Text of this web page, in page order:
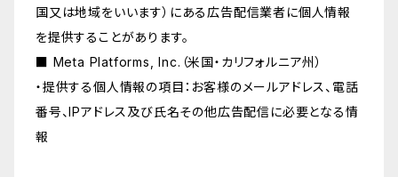
国又は地域をいいます）にある広告配信業者に個人情報
を提供することがあります。
■ Meta Platforms, Inc.（米国・カリフォルニア州）
・提供する個人情報の項目：お客様のメールアドレス、電話
番号、IPアドレス及び氏名その他広告配信に必要となる情
報